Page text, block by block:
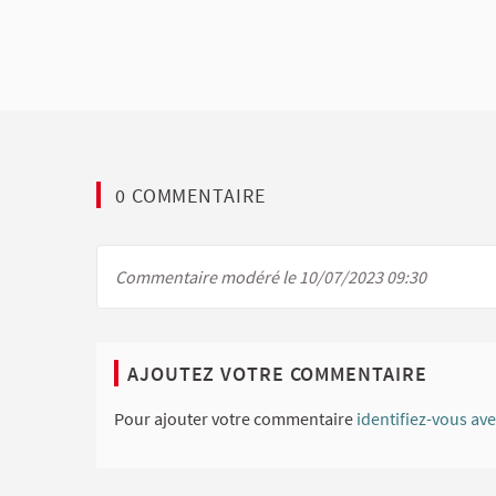
0 COMMENTAIRE
Commentaire modéré le 10/07/2023 09:30
AJOUTEZ VOTRE COMMENTAIRE
Pour ajouter votre commentaire identifiez-vous